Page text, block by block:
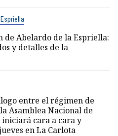
de Abelardo de la Espriella:
y detalles de la
entre el régimen de
Asamblea Nacional de
iniciará cara a cara y
en La Carlota